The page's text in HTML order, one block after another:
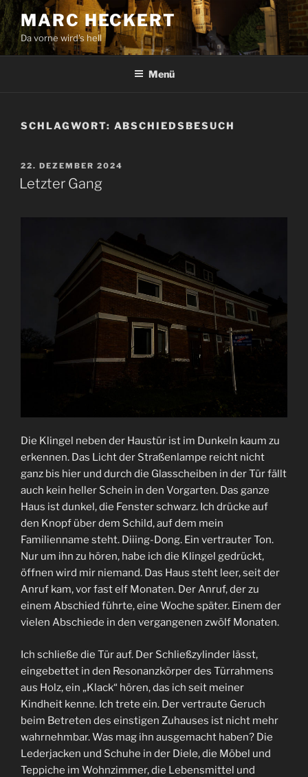
Zum
Inhalt
springen
MARC HECKERT
Da vorne wird's hell
Menü
SCHLAGWORT: ABSCHIEDSBESUCH
VERÖFFENTLICHT
AM
22. DEZEMBER 2024
Letzter Gang
Die Klingel neben der Haustür ist im Dunkeln kaum zu
erkennen. Das Licht der Straßenlampe reicht nicht
ganz bis hier und durch die Glasscheiben in der Tür fällt
auch kein heller Schein in den Vorgarten. Das ganze
Haus ist dunkel, die Fenster schwarz. Ich drücke auf
den Knopf über dem Schild, auf dem mein
Familienname steht. Diiing-Dong. Ein vertrauter Ton.
Nur um ihn zu hören, habe ich die Klingel gedrückt,
öffnen wird mir niemand. Das Haus steht leer, seit der
Anruf kam, vor fast elf Monaten. Der Anruf, der zu
einem Abschied führte, eine Woche später. Einem der
vielen Abschiede in den vergangenen zwölf Monaten.
Ich schließe die Tür auf. Der Schließzylinder lässt,
eingebettet in den Resonanzkörper des Türrahmens
aus Holz, ein „Klack“ hören, das ich seit meiner
Kindheit kenne. Ich trete ein. Der vertraute Geruch
beim Betreten des einstigen Zuhauses ist nicht mehr
wahrnehmbar. Was mag ihn ausgemacht haben? Die
Lederjacken und Schuhe in der Diele, die Möbel und
Teppiche im Wohnzimmer, die Lebensmittel und